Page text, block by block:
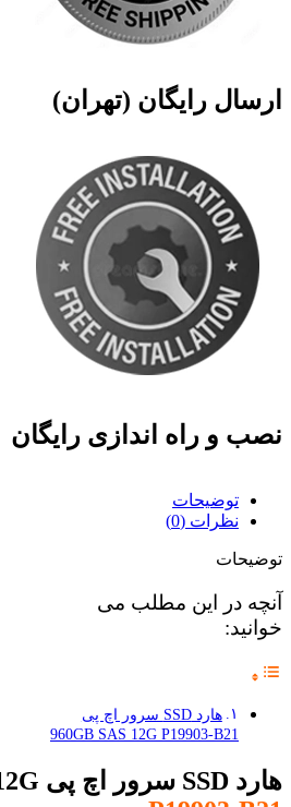
ارسال رایگان (تهران)
نصب و راه اندازی رایگان
توضیحات
نظرات (0)
توضیحات
آنچه در این مطلب می
خوانید:
هارد SSD سرور اچ پی
960GB SAS 12G P19903-B21
هارد SSD سرور اچ پی 960GB SAS 12G